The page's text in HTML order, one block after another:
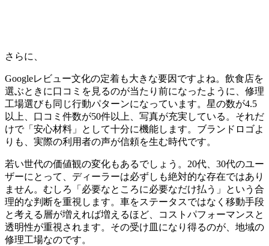
さらに、
Googleレビュー文化の定着も大きな要因ですよね。飲食店を
選ぶときに口コミを見るのが当たり前になったように、修理
工場選びも同じ行動パターンになっています。星の数が4.5
以上、口コミ件数が50件以上、写真が充実している。それだ
けで「安心材料」として十分に機能します。ブランドロゴよ
りも、実際の利用者の声が信頼を生む時代です。
若い世代の価値観の変化もあるでしょう。20代、30代のユー
ザーにとって、ディーラーは必ずしも絶対的な存在ではあり
ません。むしろ「必要なところに必要なだけ払う」という合
理的な判断を重視します。車をステータスではなく移動手段
と考える層が増えれば増えるほど、コストパフォーマンスと
透明性が重視されます。その受け皿になり得るのが、地域の
修理工場なのです。